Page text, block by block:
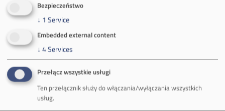
tel.:+48 32 618 56 02
(poniedziałek-piątek 7:00-15:00)
Bezpieczeństwo
↓ 1 Service
Embedded external content
↓ 4Services
Przełącz wszystkie usługi
Ten przełącznik służy do włączania/wyłączania wszystkich
usług.